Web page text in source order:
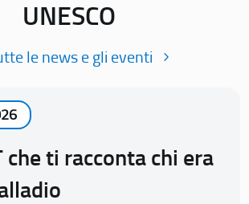
UNESCO
le news e gli eventi
che ti racconta chi era